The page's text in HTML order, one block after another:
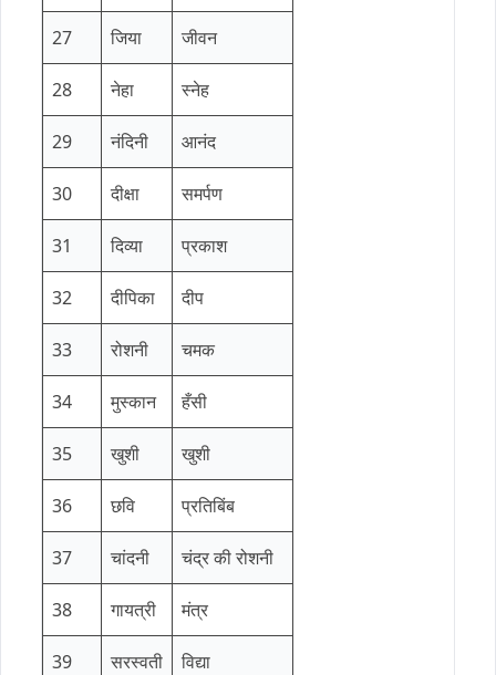
27 जिया जीवन
28 नेहा स्नेह
29 नंदिनी आनंद
30 दीक्षा समर्पण
31 दिव्या प्रकाश
32 दीपिका दीप
33 रोशनी चमक
34 मुस्कान हँसी
35 खुशी खुशी
36 छवि प्रतिबिंब
37 चांदनी चंद्र की रोशनी
38 गायत्री मंत्र
39 सरस्वती विद्या